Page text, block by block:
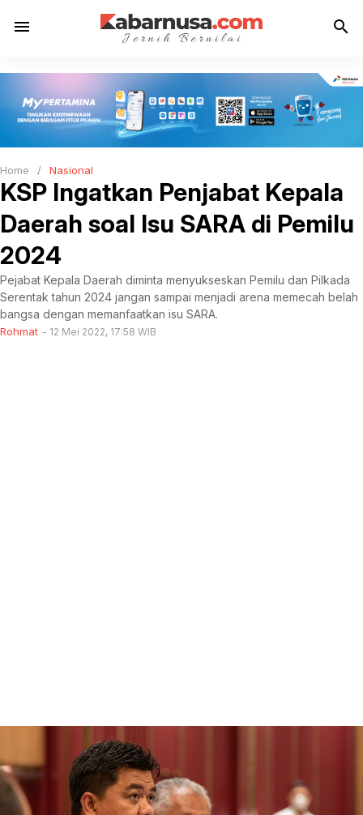
menu search
Home / Nasional
KSP Ingatkan Penjabat Kepala
Daerah soal Isu SARA di Pemilu
2024
Pejabat Kepala Daerah diminta menyukseskan Pemilu dan Pilkada
Serentak tahun 2024 jangan sampai menjadi arena memecah belah
bangsa dengan memanfaatkan isu SARA.
Rohmat 12 Mei 2022, 17:58 WIB